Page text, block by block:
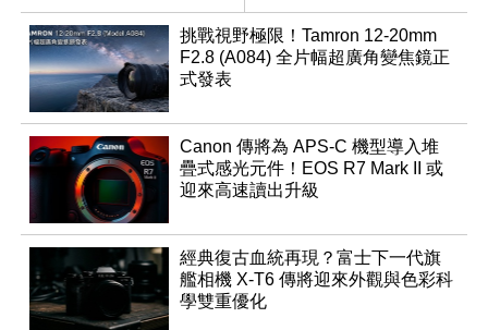
挑戰視野極限！Tamron 12-20mm
F2.8 (A084) 全片幅超廣角變焦鏡正
式發表
Canon 傳將為 APS-C 機型導入堆
疊式感光元件！EOS R7 Mark II 或
迎來高速讀出升級
經典復古血統再現？富士下一代旗
艦相機 X-T6 傳將迎來外觀與色彩科
學雙重優化